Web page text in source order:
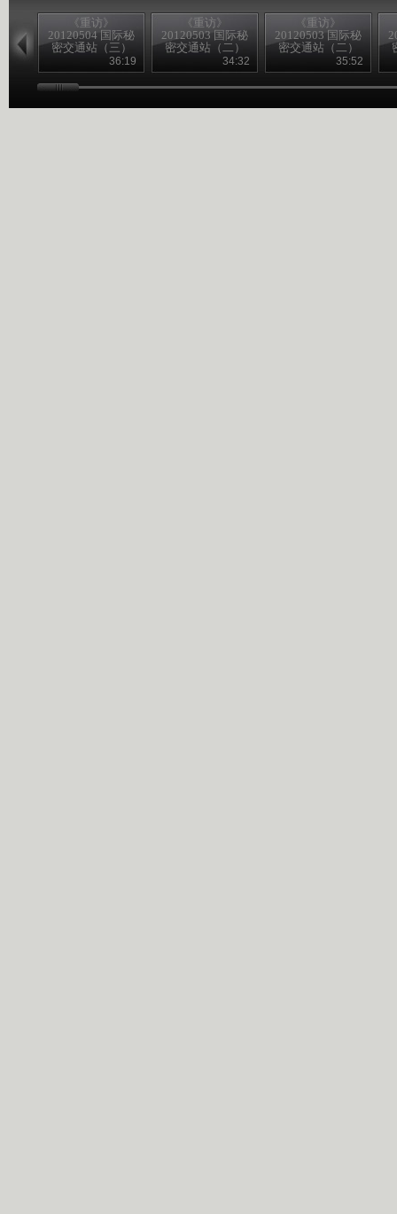
《重访》
20120504 国际秘
密交通站（三）
36:19
《重访》
20120503 国际秘
密交通站（二）
34:32
《重访》
20120503 国际秘
密交通站（二）
35:52